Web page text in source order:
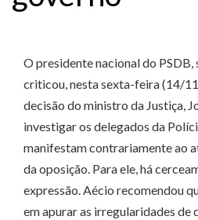
O presidente nacional do
criticou, nesta sexta-feira (14/
decisão do ministro da Justiça,
investigar os delegados da
manifestam contrariamente ao
da oposição. Para ele, há
expressão. Aécio recomendou
em apurar as irregularidades de